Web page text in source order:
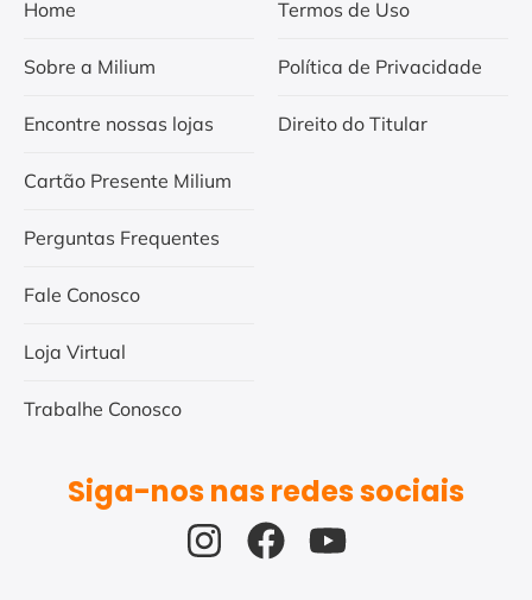
Home
Sobre a Milium
Encontre nossas lojas
Cartão Presente Milium
Perguntas Frequentes
Fale Conosco
Loja Virtual
Trabalhe Conosco
Termos de Uso
Política de Privacidade
Direito do Titular
Siga-nos nas redes sociais